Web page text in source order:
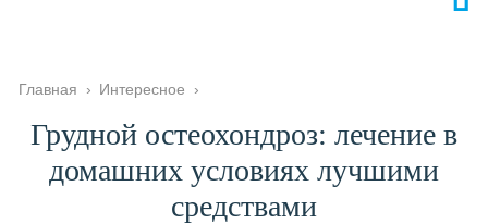
Главная › Интересное ›
Грудной остеохондроз: лечение в
домашних условиях лучшими
средствами